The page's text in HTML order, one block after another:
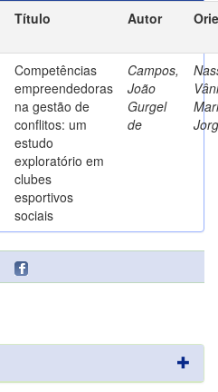
Título Autor
Competências
empreendedoras
na gestão de
conflitos: um
estudo
exploratório em
clubes
esportivos
sociais
Campos,
João
Gurgel
de